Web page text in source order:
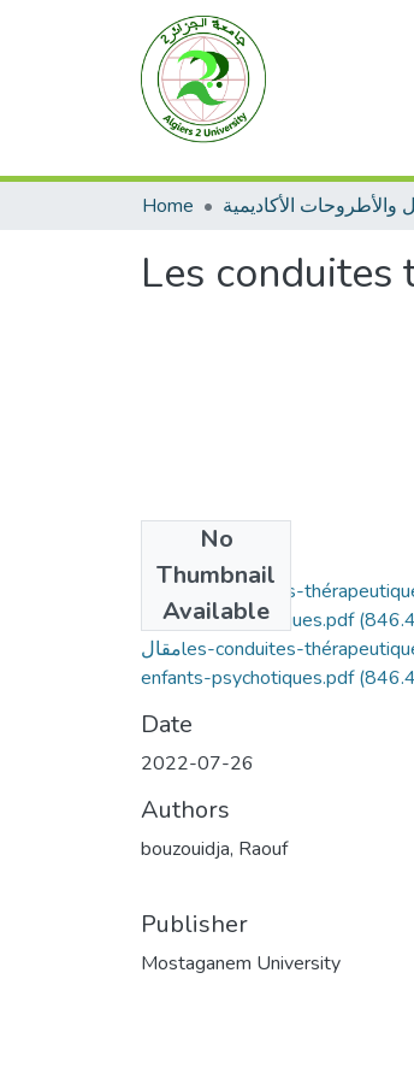
Home
Les conduites
No
Thumbnail
Available
مقالles-conduites-thérapeutiques-avec-les-
enfants-psychotiques.pdf
مقالles-conduites-thérapeutiques-avec-les-
enfants-psychotiques.pdf
Date
2022-07-26
Authors
bouzouidja, Raouf
Publisher
Mostaganem University